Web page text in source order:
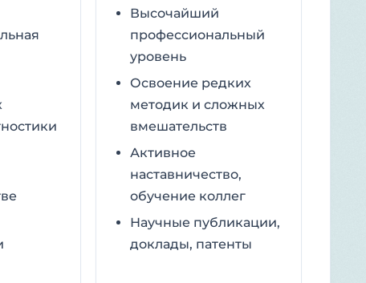
Высочайший
профессиональный
уровень
Освоение редких
методик и сложных
вмешательств
Активное
наставничество,
обучение коллег
Научные публикации,
доклады, патенты